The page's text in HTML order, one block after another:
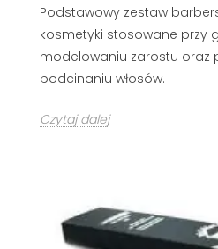
Podstawowy zestaw
kosmetyki stosowane przy
modelowaniu zarostu oraz
podcinaniu włosów.
Czytaj dalej